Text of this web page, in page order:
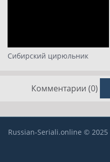
Сибирский цирюльник
Комментарии (0)
Russian-Seriali.online © 2025